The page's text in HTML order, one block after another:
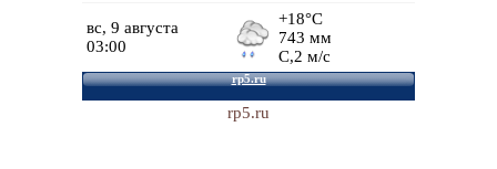
rp5.ru